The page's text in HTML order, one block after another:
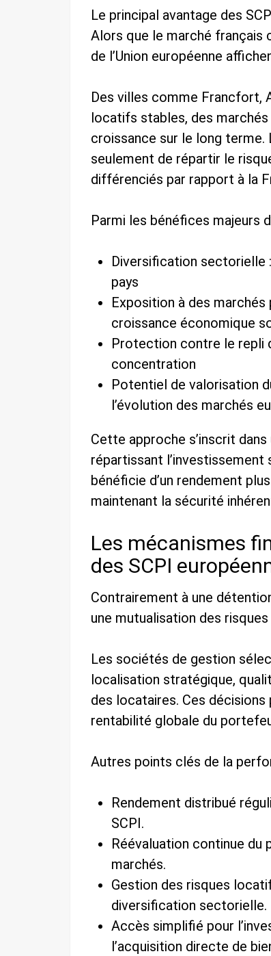
Le principal avantage des
Alors que le marché français
de l’Union européenne
Des villes comme Francfort,
locatifs stables, des
croissance sur le long terme.
seulement de répartir le
différenciés par rapport à la
Parmi les bénéfices majeurs
Diversification sectorielle
pays
Exposition à des
croissance économique
Protection contre le repli
concentration
Potentiel de valorisation
l’évolution des marchés
Cette approche s’inscrit
répartissant l’investissement
bénéficie d’un rendement
maintenant la sécurité
Les mécanismes
des SCPI
Contrairement à une
une mutualisation des
Les sociétés de gestion
localisation stratégique,
des locataires. Ces
rentabilité globale du
Autres points clés de la
Rendement distribué
SCPI.
Réévaluation continue
marchés.
Gestion des risques
diversification sectorielle.
Accès simplifié pour
l’acquisition directe de